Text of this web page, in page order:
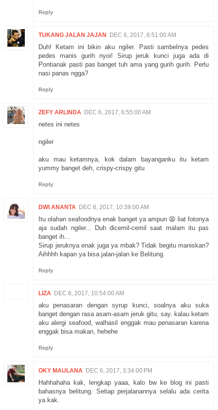
Reply
TUKANG JALAN JAJAN DEC 6, 2017, 6:51:00 AM
Duh! Ketam ini bikin aku ngiler. Pasti sambelnya pedes
pedes manis gurih nyoi! Sirup jeruk kunci juga ada di
Pontianak pasti pas banget tuh ama yang gurih gurih. Perlu
nasi panas ngga?
Reply
ZEFY ARLINDA DEC 6, 2017, 6:55:00 AM
netes ini netes
ngiler
aku mau ketamnya, kok dalam bayanganku itu ketam
yummy banget deh, crispy-crispy gitu
Reply
DWI ANANTA DEC 6, 2017, 10:39:00 AM
Itu olahan seafoodnya enak banget ya ampun 😫 liat fotonya
aja sudah ngiler... Duh dicemil-cemil saat malam itu pas
banget ih...
Sirup jeruknya enak juga ya mbak? Tidak begitu maniskan?
Aihhhh kapan ya bisa jalan-jalan ke Belitung.
Reply
LIZA DEC 6, 2017, 10:54:00 AM
aku penasaran dengan syrup kunci, soalnya aku suka
banget dengan rasa asam-asam jeruk gitu, say. kalau ketam
aku alergi seafood, walhasil enggak mau penasaran karena
enggak bisa makan, hehehe
Reply
OKY MAULANA DEC 6, 2017, 3:34:00 PM
Hahhahaha kak, lengkap yaaa, kalo bw ke blog ini pasti
bahasnya belitung. Setiap perjalanannya selalu ada cerita
ya kak.